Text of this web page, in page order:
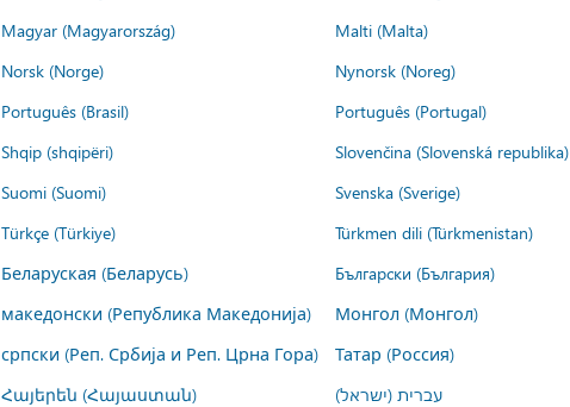
Magyar (Magyarország) Malti (Malta)
Norsk (Norge) Nynorsk (Noreg)
Português (Brasil) Português (Portugal)
Shqip (shqipëri) Slovenčina (Slovenská republika)
Suomi (Suomi) Svenska (Sverige)
Türkçe (Türkiye) Türkmen dili (Türkmenistan)
Беларуская (Беларусь) Български (България)
македонски (Република Македонија) Монгол (Монгол)
српски (Реп. Србија и Реп. Црна Гора) Татар (Россия)
Հայերեն (Հայաստան) עברית (ישראל)